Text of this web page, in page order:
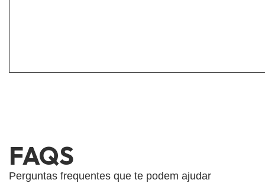
FAQS
Perguntas frequentes que te podem ajudar